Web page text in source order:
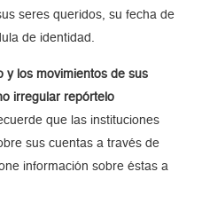
seres queridos, su fecha de
de identidad.
y los movimientos de sus
irregular repórtelo
que las instituciones
sus cuentas a través de
información sobre éstas a